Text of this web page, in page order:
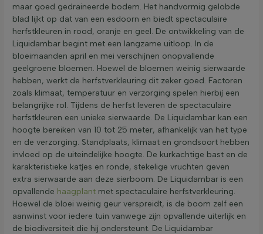
maar goed gedraineerde bodem. Het handvormig gelobde
blad lijkt op dat van een esdoorn en biedt spectaculaire
herfstkleuren in rood, oranje en geel. De ontwikkeling van de
Liquidambar begint met een langzame uitloop. In de
bloeimaanden april en mei verschijnen onopvallende
geelgroene bloemen. Hoewel de bloemen weinig sierwaarde
hebben, werkt de herfstverkleuring dit zeker goed. Factoren
zoals klimaat, temperatuur en verzorging spelen hierbij een
belangrijke rol. Tijdens de herfst leveren de spectaculaire
herfstkleuren een unieke sierwaarde. De Liquidambar kan een
hoogte bereiken van 10 tot 25 meter, afhankelijk van het type
en de verzorging. Standplaats, klimaat en grondsoort hebben
invloed op de uiteindelijke hoogte. De kurkachtige bast en de
karakteristieke katjes en ronde, stekelige vruchten geven
extra sierwaarde aan deze sierboom. De Liquidambar is een
opvallende haagplant met spectaculaire herfstverkleuring.
Hoewel de bloei weinig geur verspreidt, is de boom zelf een
aanwinst voor iedere tuin vanwege zijn opvallende uiterlijk en
de biodiversiteit die hij ondersteunt. De Liquidambar